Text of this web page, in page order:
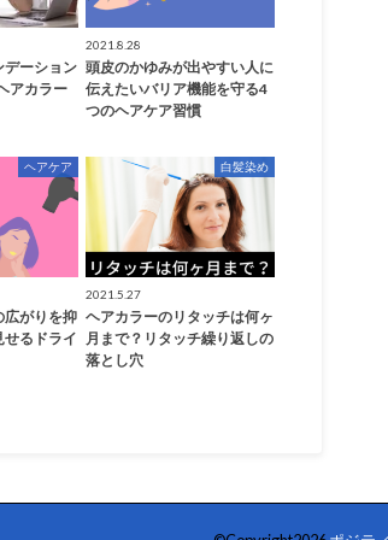
デーション
アカラー
2021.8.28
頭皮のかゆみが出やすい人に
伝えたいバリア機能を守る4
つのヘアケア習慣
ヘアケア
広がりを抑
せるドライ
白髪染め
2021.5.27
ヘアカラーのリタッチは何ヶ
月まで？リタッチ繰り返しの
落とし穴